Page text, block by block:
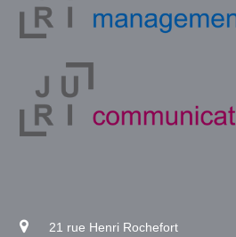
21 rue Henri Rochefort